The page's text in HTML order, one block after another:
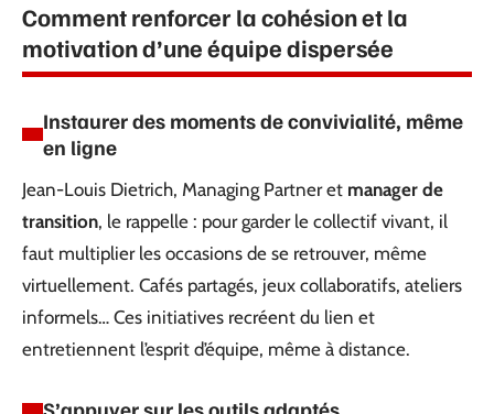
Comment renforcer la cohésion et la
motivation d’une équipe dispersée
Instaurer des moments de convivialité, même
en ligne
Jean-Louis Dietrich, Managing Partner et manager de
transition, le rappelle : pour garder le collectif vivant, il
faut multiplier les occasions de se retrouver, même
virtuellement. Cafés partagés, jeux collaboratifs, ateliers
informels… Ces initiatives recréent du lien et
entretiennent l’esprit d’équipe, même à distance.